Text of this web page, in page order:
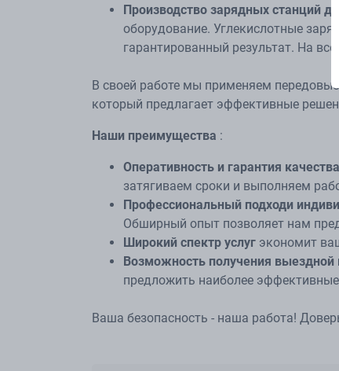
Производство зарядных станций
оборудование. Углекислотные
гарантированный результат. На
В своей работе мы применяем
который предлагает эффективные
Наши преимущества :
Оперативность и гарантия качества
затягиваем сроки и выполняем
Профессиональный подходи
Обширный опыт позволяет нам
Широкий спектр услуг экономит
Возможность получения выездной
предложить наиболее
Ваша безопасность - наша работа!